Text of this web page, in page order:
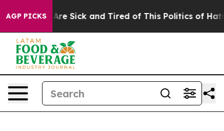
AGP PICKSAre Sick and Tired of This Politics of Hatred”